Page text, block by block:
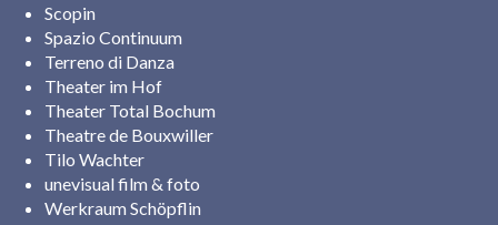
Scopin
Spazio Continuum
Terreno di Danza
Theater im Hof
Theater Total Bochum
Theatre de Bouxwiller
Tilo Wachter
unevisual film & foto
Werkraum Schöpflin